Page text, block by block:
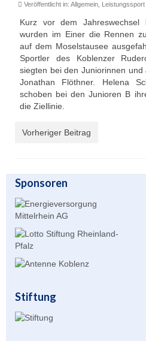
Mitgliedschaft
Historie
Vereinskleidung
Unser Angebot
Masters Rudern
Jugendrudern
Allgemeiner
Fitness/Gymnastik/
Herzsport
Unser Bootshaus
Veröffentlicht in: Allgemein Leistungssport
Kurz vor dem Jahreswechsel
wurden im Einer die Rennen
auf dem Moselstausee
Sportler des Koblenzer
siegten bei den Juniorinnen
Jonathan Flöthner. Helena
schoben bei den Junioren B
die Ziellinie.
Vorheriger Beitrag
Sponsoren
Stiftung